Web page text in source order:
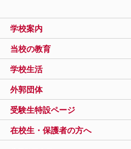
学校案内
当校の教育
学校生活
外郭団体
受験生特設ページ
在校生・保護者の方へ